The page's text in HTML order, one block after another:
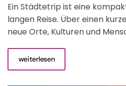
Ein Städtetrip ist eine
langen Reise. Über einen
neue Orte, Kulturen und
weiterlesen